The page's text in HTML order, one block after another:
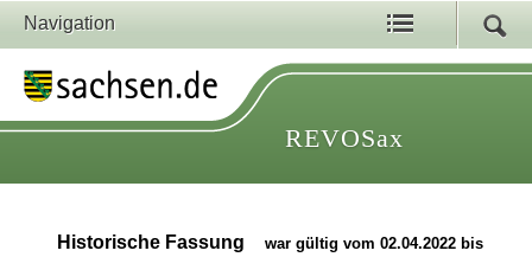
Navigation
REVOSax
Historische Fassung
war gültig vom 02.04.2022 bis